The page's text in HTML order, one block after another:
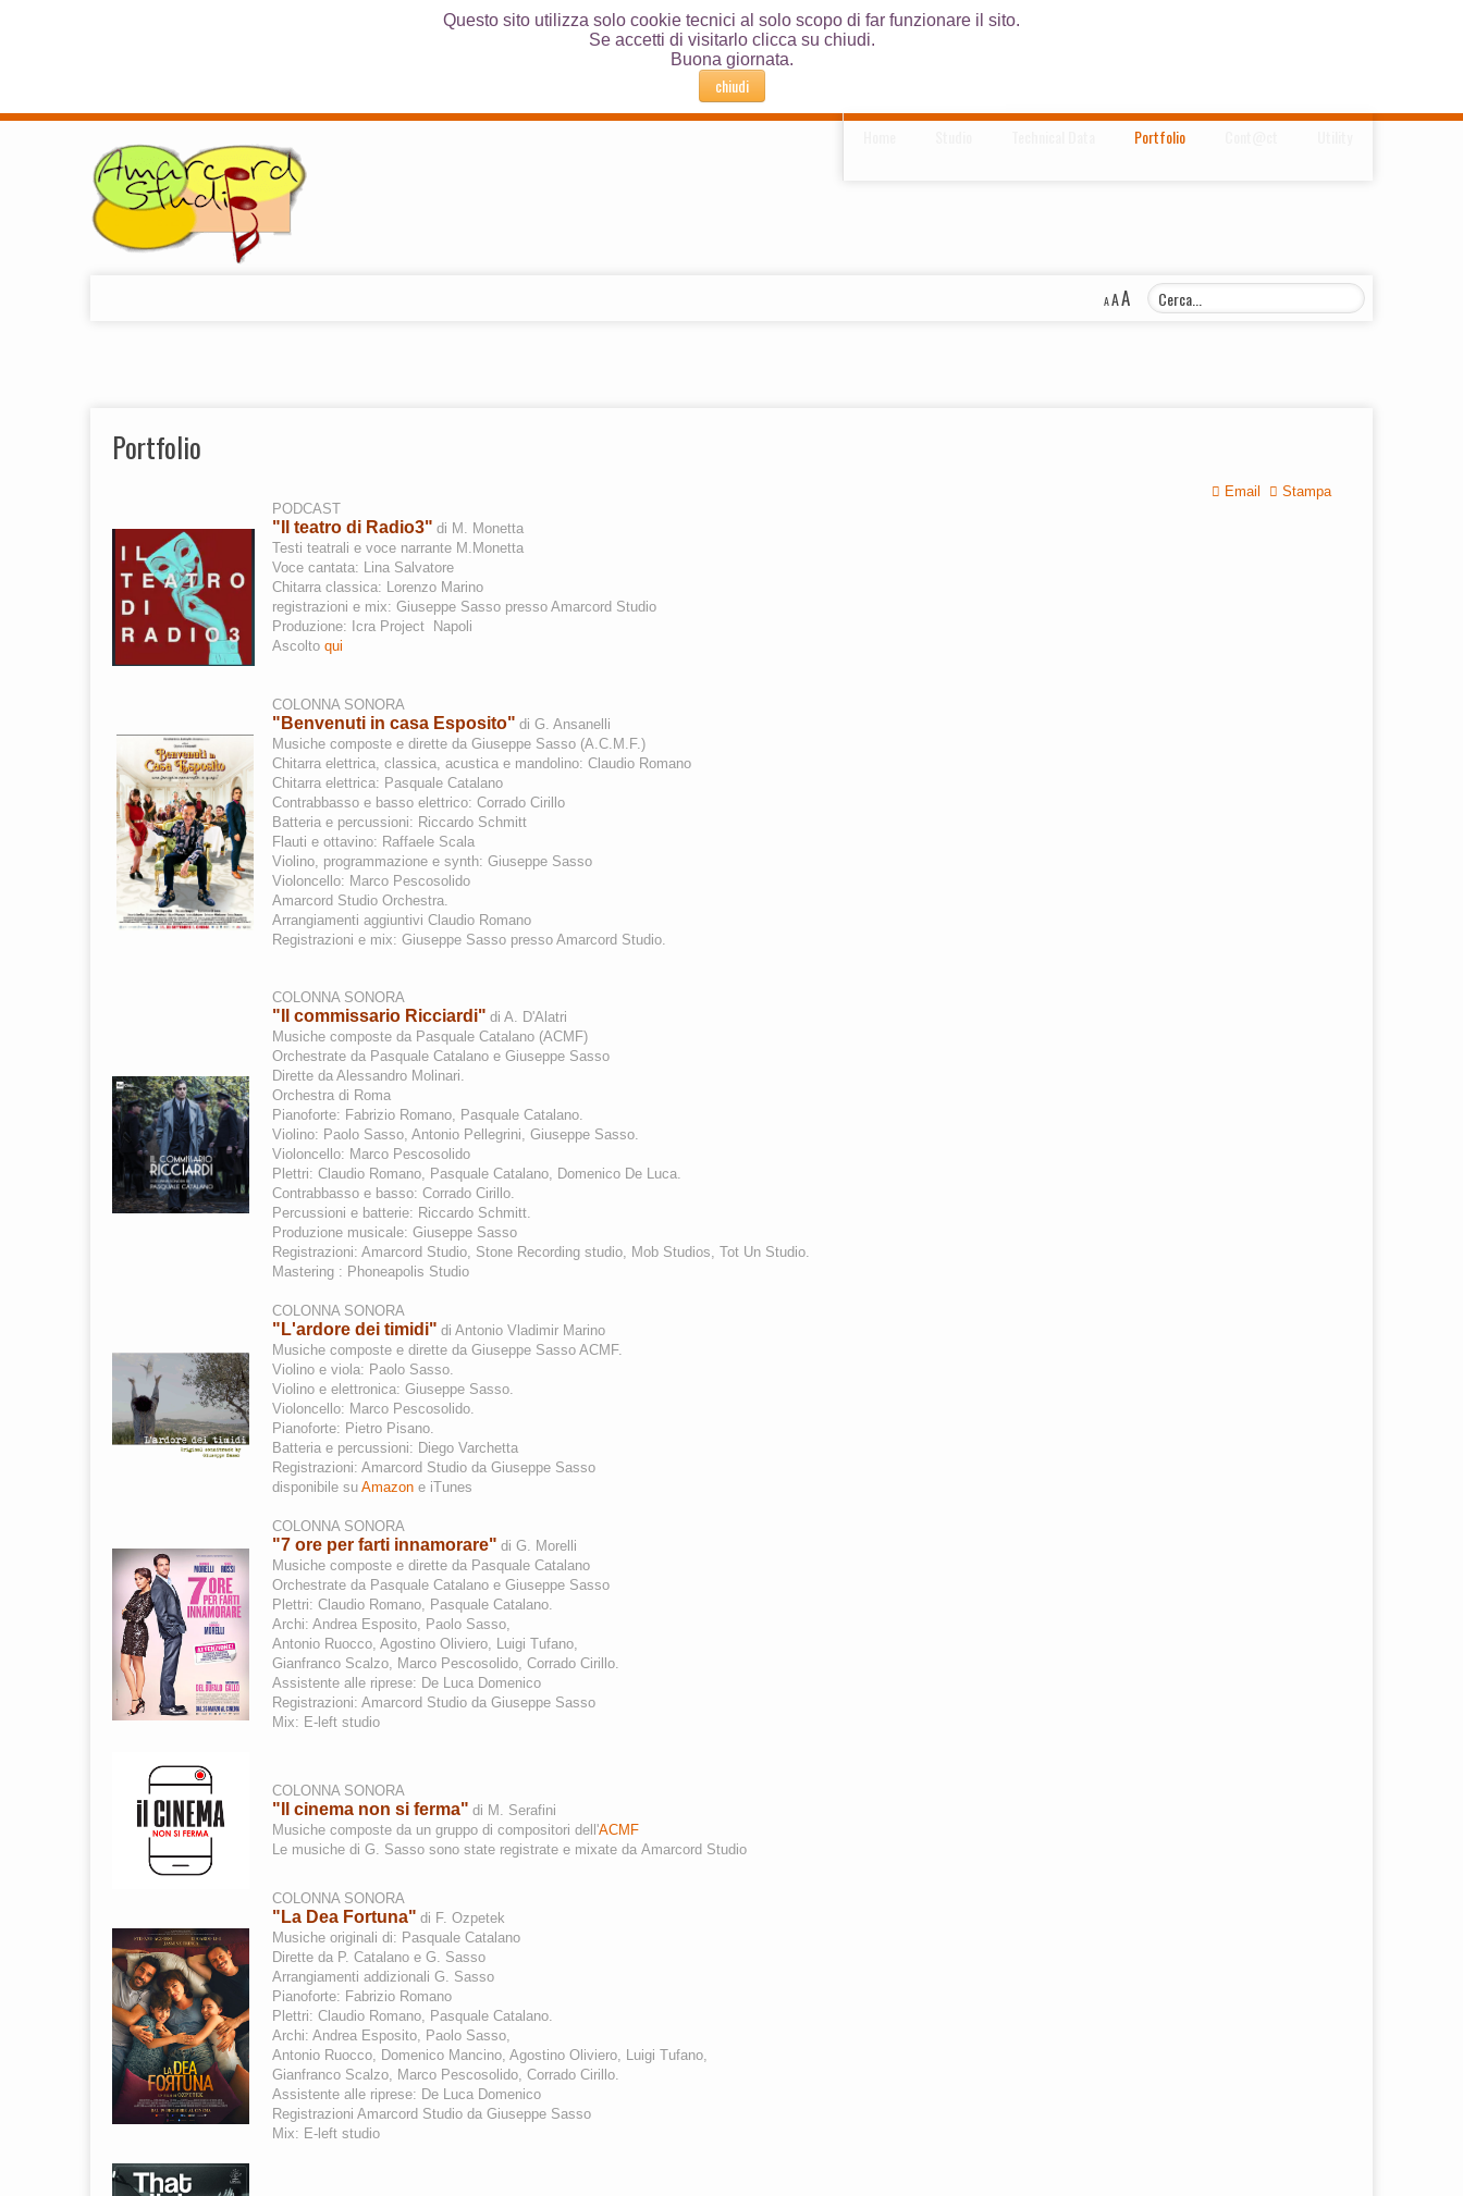
Questo sito utilizza solo cookie tecnici al solo scopo di far funzionare il sito.
Se accetti di visitarlo clicca su chiudi.
Buona giornata.
chiudi
Portfolio
AAA
Portfolio
Stampa
Email
PODCAST
"Il teatro di Radio3" di M. Monetta
Testi teatrali e voce narrante M.Monetta
Voce cantata: Lina Salvatore
Chitarra classica: Lorenzo Marino
registrazioni e mix: Giuseppe Sasso presso Amarcord Studio
Produzione: Icra Project Napoli
Ascolto qui
COLONNA SONORA
"Benvenuti in casa Esposito" di G. Ansanelli
Musiche composte e dirette da Giuseppe Sasso (A.C.M.F.)
Chitarra elettrica, classica, acustica e mandolino: Claudio Romano
Chitarra elettrica: Pasquale Catalano
Contrabbasso e basso elettrico: Corrado Cirillo
Batteria e percussioni: Riccardo Schmitt
Flauti e ottavino: Raffaele Scala
Violino, programmazione e synth: Giuseppe Sasso
Violoncello: Marco Pescosolido
Amarcord Studio Orchestra.
Arrangiamenti aggiuntivi Claudio Romano
Registrazioni e mix: Giuseppe Sasso presso Amarcord Studio.
COLONNA SONORA
"Il commissario Ricciardi" di A. D'Alatri
Musiche composte da Pasquale Catalano (ACMF)
Orchestrate da Pasquale Catalano e Giuseppe Sasso
Dirette da Alessandro Molinari.
Orchestra di Roma
Pianoforte: Fabrizio Romano, Pasquale Catalano.
Violino: Paolo Sasso, Antonio Pellegrini, Giuseppe Sasso.
Violoncello: Marco Pescosolido
Plettri: Claudio Romano, Pasquale Catalano, Domenico De Luca.
Contrabbasso e basso: Corrado Cirillo.
Percussioni e batterie: Riccardo Schmitt.
Produzione musicale: Giuseppe Sasso
Registrazioni: Amarcord Studio, Stone Recording studio, Mob Studios, Tot Un Studio.
Mastering : Phoneapolis Studio
COLONNA SONORA
"L'ardore dei timidi" di Antonio Vladimir Marino
Musiche composte e dirette da Giuseppe Sasso ACMF.
Violino e viola: Paolo Sasso.
Violino e elettronica: Giuseppe Sasso.
Violoncello: Marco Pescosolido.
Pianoforte: Pietro Pisano.
Batteria e percussioni: Diego Varchetta
Registrazioni: Amarcord Studio da Giuseppe Sasso
disponibile su Amazon e iTunes
COLONNA SONORA
"7 ore per farti innamorare" di G. Morelli
Musiche composte e dirette da Pasquale Catalano
Orchestrate da Pasquale Catalano e Giuseppe Sasso
Plettri: Claudio Romano, Pasquale Catalano.
Archi: Andrea Esposito, Paolo Sasso,
Antonio Ruocco, Agostino Oliviero, Luigi Tufano,
Gianfranco Scalzo, Marco Pescosolido, Corrado Cirillo.
Assistente alle riprese: De Luca Domenico
Registrazioni: Amarcord Studio da Giuseppe Sasso
Mix: E-left studio
COLONNA SONORA
"Il cinema non si ferma" di M. Serafini
Musiche composte da un gruppo di compositori dell'ACMF
Le musiche di G. Sasso sono state registrate e mixate da Amarcord Studio
COLONNA SONORA
"La Dea Fortuna" di F. Ozpetek
Musiche originali di: Pasquale Catalano
Dirette da P. Catalano e G. Sasso
Arrangiamenti addizionali G. Sasso
Pianoforte: Fabrizio Romano
Plettri: Claudio Romano, Pasquale Catalano.
Archi: Andrea Esposito, Paolo Sasso,
Antonio Ruocco, Domenico Mancino, Agostino Oliviero, Luigi Tufano,
Gianfranco Scalzo, Marco Pescosolido, Corrado Cirillo.
Assistente alle riprese: De Luca Domenico
Registrazioni Amarcord Studio da Giuseppe Sasso
Mix: E-left studio